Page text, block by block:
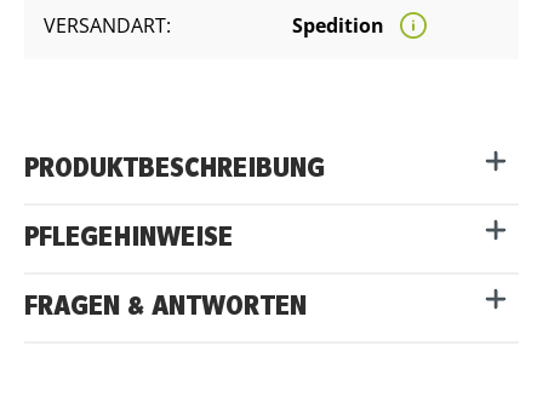
VERSANDART:
Spedition
PRODUKTBESCHREIBUNG
PFLEGEHINWEISE
FRAGEN & ANTWORTEN